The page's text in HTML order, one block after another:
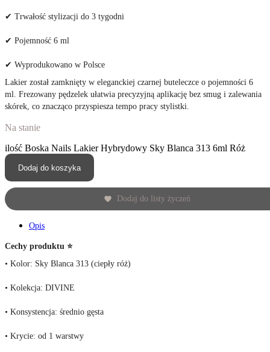
✔ Trwałość stylizacji do 3 tygodni
✔ Pojemność 6 ml
✔ Wyprodukowano w Polsce
Lakier został zamknięty w eleganckiej czarnej buteleczce o pojemności 6
ml. Frezowany pędzelek ułatwia precyzyjną aplikację bez smug i zalewania
skórek, co znacząco przyspiesza tempo pracy stylistki.
Na stanie
ilość Boska Nails Lakier Hybrydowy Sky Blanca 313 6ml Róż
Dodaj do koszyka
Dodaj do listy życzeń
Opis
Cechy produktu ⭐
• Kolor: Sky Blanca 313 (ciepły róż)
• Kolekcja: DIVINE
• Konsystencja: średnio gęsta
• Krycie: od 1 warstwy